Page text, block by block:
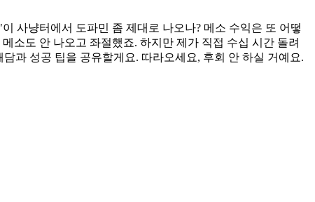
사냥터에서 도파민 좀 제대로 나오나? 메소 수익은 또 어떻
소도 안 나오고 좌절했죠. 하지만 제가 직접 수십 시간 돌려
과 성공 팁을 공유할게요. 따라오세요, 후회 안 하실 거예요.